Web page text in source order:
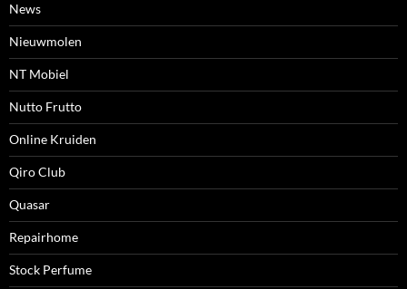
News
Nieuwmolen
NT Mobiel
Nutto Frutto
Online Kruiden
Qiro Club
Quasar
Repairhome
Stock Perfume